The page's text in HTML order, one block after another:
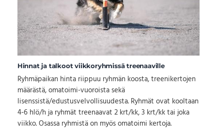
Hinnat ja talkoot viikkoryhmissä treenaaville
Ryhmäpaikan hinta riippuu ryhmän koosta, treenikertojen
määrästä, omatoimi-vuoroista sekä
lisenssistä/edustusvelvollisuudesta. Ryhmät ovat kooltaan
4-6 hlö/h ja ryhmät treenaavat 2 krt/kk, 3 krt/kk tai joka
viikko. Osassa ryhmistä on myös omatoimi kertoja.